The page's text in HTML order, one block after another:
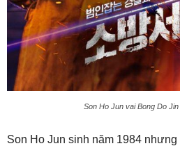
Son Ho Jun vai Bong Do
Son Ho Jun sinh năm 1984